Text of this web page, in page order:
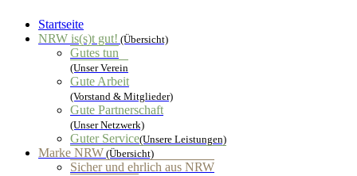
Startseite
NRW is(s)t gut! (Übersicht)
Gutes tun
(Unser Verein
Gute Arbeit
(Vorstand & Mitglieder)
Gute Partnerschaft
(Unser Netzwerk)
Guter Service(Unsere Leistungen)
Marke NRW (Übersicht)
Sicher und ehrlich aus NRW